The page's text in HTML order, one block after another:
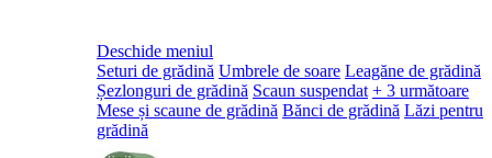
Deschide meniul
Seturi de grădină Umbrele de soare Leagăne de grădină
Șezlonguri de grădină Scaun suspendat + 3 următoare
Mese și scaune de grădină Bănci de grădină Lăzi pentru
grădină